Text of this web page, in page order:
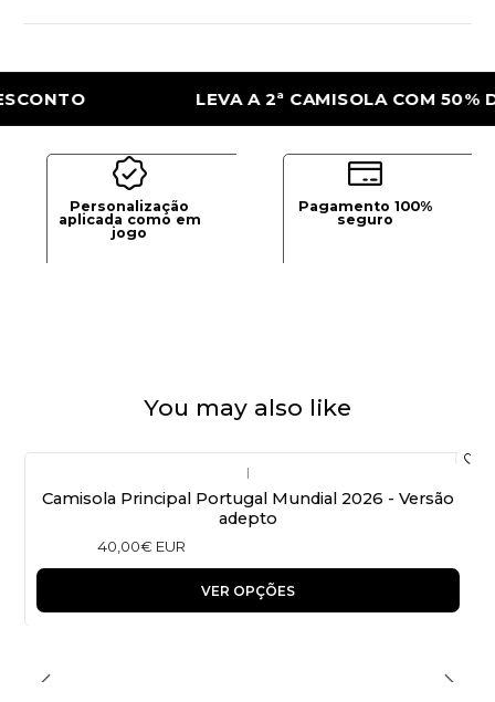
LEVA A 2ª CAMISOLA COM 50% DE
Personalização
aplicada como em
jogo
Pagamento 100%
seguro
You may also like
|
Camisola Principal Portugal Mundial 2026 - Versão
adepto
40,00€ EUR
VER OPÇÕES